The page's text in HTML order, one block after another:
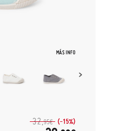
MÁS INFO
32,95€ (-15%)